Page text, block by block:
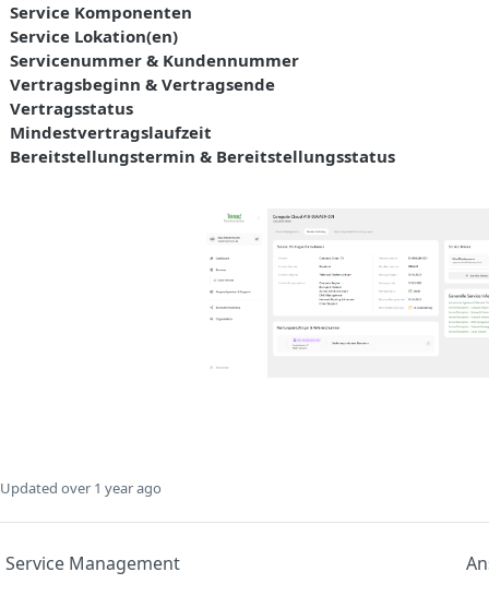
Service Komponenten
Service Lokation(en)
Servicenummer & Kundennummer
Vertragsbeginn & Vertragsende
Vertragsstatus
Mindestvertragslaufzeit
Bereitstellungstermin & Bereitstellungsstatus
Updated over 1 year ago
Service Management